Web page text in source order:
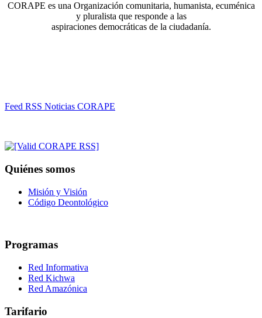
CORAPE es una Organización comunitaria, humanista, ecuménica
y pluralista que responde a las
aspiraciones democráticas de la ciudadanía.
Feed RSS Noticias CORAPE
Quiénes somos
Misión y Visión
Código Deontológico
Programas
Red Informativa
Red Kichwa
Red Amazónica
Tarifario